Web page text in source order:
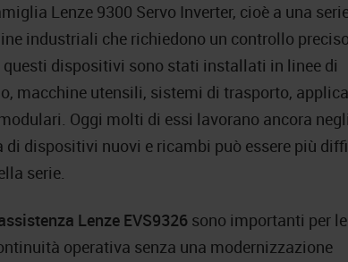
Lenze 9300 Servo Inverter, cioè a una
industriali che richiedono un controllo
dispositivi sono stati installati in linee di
macchine utensili, sistemi di trasporto,
Oggi molti di essi lavorano ancora negli
dispositivi nuovi e ricambi può essere più
serie.
Lenze EVS9326 sono importanti per le
operativa senza una modernizzazione